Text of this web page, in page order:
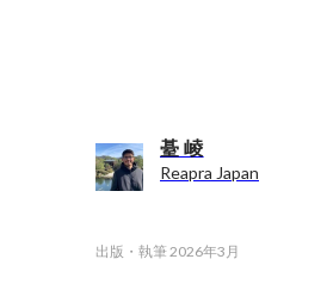
䑓 崚
Reapra Japan
出版・執筆2026年3月